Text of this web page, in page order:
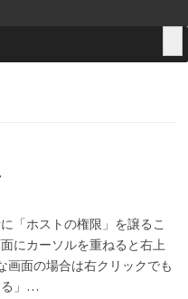
「ホストの権限」を譲るこ
にカーソルを重ねると右上
画面の場合は右クリックでも
る」…